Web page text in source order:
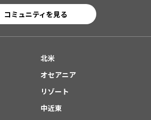
コミュニティを見る
北米
オセアニア
リゾート
中近東